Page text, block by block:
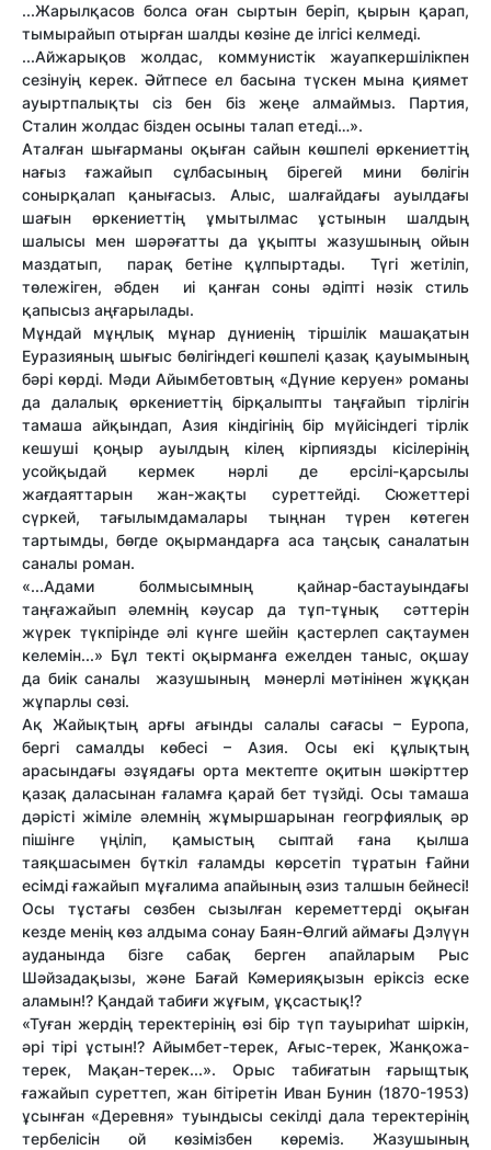
...Жарылқасов болса оған сыртын беріп, қырын қарап,
тымырайып отырған шалды көзіне де ілгісі келмеді.
...Айжарықов жолдас, коммунистік жауапкершілікпен
сезінуің керек. Әйтпесе ел басына түскен мына қиямет
ауыртпалықты сіз бен біз жеңе алмаймыз. Партия,
Сталин жолдас бізден осыны талап етеді…».
Аталған шығарманы оқыған сайын көшпелі өркениеттің
нағыз ғажайып сұлбасының бірегей мини бөлігін
сонырқалап қанығасыз. Алыс, шалғайдағы ауылдағы
шағын өркениеттің ұмытылмас ұстынын шалдың
шалысы мен шәрәғатты да ұқыпты жазушының ойын
маздатып, парақ бетіне құлпыртады. Түгі жетіліп,
төлежіген, әбден иі қанған соны әдіпті нәзік стиль
қапысыз аңғарылады.
Мұндай мұңлық мұнар дүниенің тіршілік машақатын
Еуразияның шығыс бөлігіндегі көшпелі қазақ қауымының
бәрі көрді. Мәди Айымбетовтың «Дүние керуен» романы
да далалық өркениеттің бірқалыпты таңғайып тірлігін
тамаша айқындап, Азия кіндігінің бір мүйісіндегі тірлік
кешуші қоңыр ауылдың кілең кірпиязды кісілерінің
усойқыдай кермек нәрлі де ерсілі-қарсылы
жағдаяттарын жан-жақты суреттейді. Сюжеттері
сүркей, тағылымдамалары тыңнан түрен көтеген
тартымды, бөгде оқырмандарға аса таңсық саналатын
саналы роман.
«...Адами болмысымның қайнар-бастауындағы
таңғажайып әлемнің кәусар да тұп-тұнық сәттерін
жүрек түкпірінде әлі күнге шейін қастерлеп сақтаумен
келемін...» Бұл текті оқырманға ежелден таныс, оқшау
да биік саналы жазушының мәнерлі мәтінінен жұққан
жұпарлы сөзі.
Ақ Жайықтың арғы ағынды салалы сағасы – Еуропа,
бергі самалды көбесі – Азия. Осы екі құлықтың
арасындағы әзұядағы орта мектепте оқитын шәкірттер
қазақ даласынан ғаламға қарай бет түзйді. Осы тамаша
дәрісті жіміле әлемнің жұмыршарынан геогрфиялық әр
пішінге үңіліп, қамыстың сыптай ғана қылша
таяқшасымен бүткіл ғаламды көрсетіп тұратын Ғайни
есімді ғажайып мұғалима апайының әзиз талшын бейнесі!
Осы тұстағы сөзбен сызылған кереметтерді оқыған
кезде менің көз алдыма сонау Баян-Өлгий аймағы Дэлүүн
ауданында бізге сабақ берген апайларым Рыс
Шәйзадақызы, және Бағай Кәмерияқызын еріксіз еске
аламын!? Қандай табиғи жұғым, ұқсастық!?
«Туған жердің теректерінің өзі бір түп тауыриһат шіркін,
әрі тірі ұстын!? Айымбет-терек, Ағыс-терек, Жанқожа-
терек, Мақан-терек...». Орыс табиғатын ғарыщтық
ғажайып суреттеп, жан бітіретін Иван Бунин (1870-1953)
ұсынған «Деревня» туындысы секілді дала теректерінің
тербелісін ой көзімізбен көреміз. Жазушының